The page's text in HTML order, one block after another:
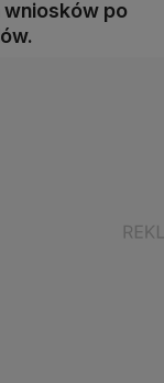
wniosków po